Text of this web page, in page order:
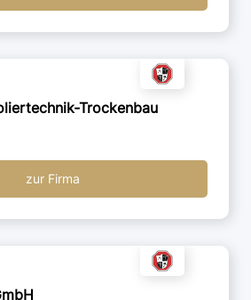
Trockenbau
zur Firma